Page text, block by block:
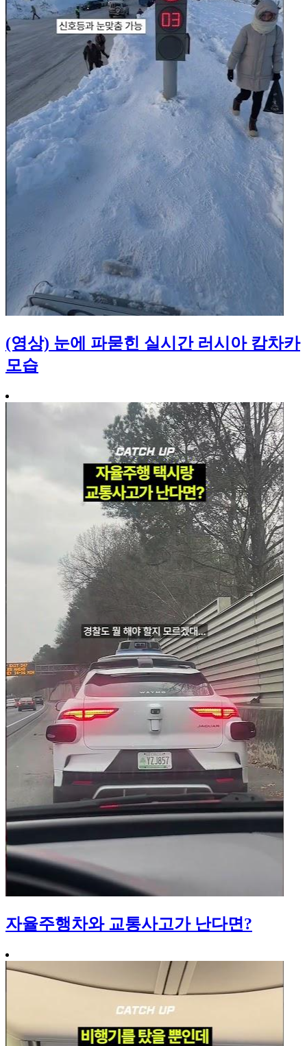
(영상) 눈에 파묻힌 실시간 러시아 캄차카
모습
자율주행차와 교통사고가 난다면?